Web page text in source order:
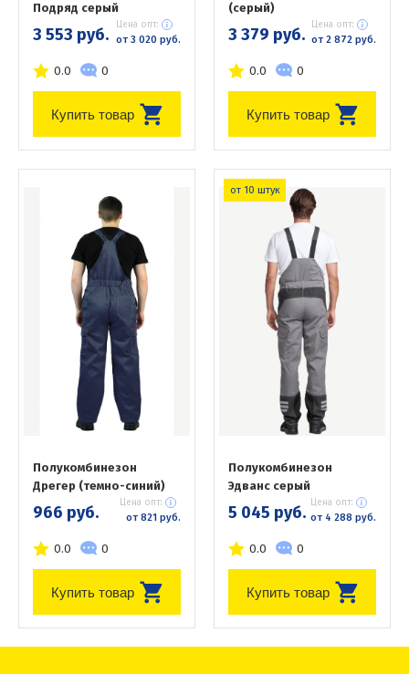
Подряд серый
3 553 руб. Цена опт:
от 3 020 руб.
0.0 0
Купить товар
(серый)
3 379 руб. Цена опт:
от 2 872 руб.
0.0 0
Купить товар
Полукомбинезон
Дрегер (темно-синий)
966 руб. Цена опт:
от 821 руб.
0.0 0
Купить товар
от 10 штук
Полукомбинезон
Эдванс серый
5 045 руб. Цена опт:
от 4 288 руб.
0.0 0
Купить товар